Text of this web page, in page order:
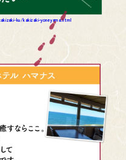
ku/kakizaki-yoneyama.html